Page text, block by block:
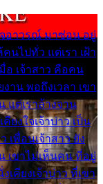
จอาวรณ์ มาซ่อน อยู่
นไปทั่ว แต่เรา เฝ้า
อ เจ้าสาว คือคน
าน พอถึงเวลา เขา
แต่เราล้างจาน
ยงใจเจ้าบ่าว เป็น
เพื่อนเจ้าสาว ยัง
เขาไม่เห็นคน ที่อยู่
เคียงเจ้าบ่าว ที่เขา